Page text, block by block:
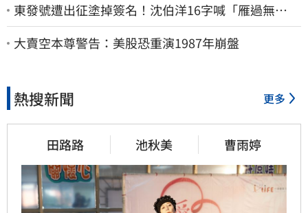
東發號遭出征塗掉簽名！沈伯洋16字喊「雁過無
聲」 萬人讚：這就是高度
大賣空本尊警告：美股恐重演1987年崩盤
熱搜新聞 更多
田路路 池秋美 曹雨婷